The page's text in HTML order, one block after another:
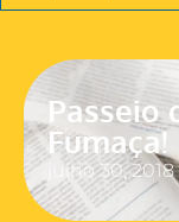
Passeio
Fumaça!
julho 30, 2018